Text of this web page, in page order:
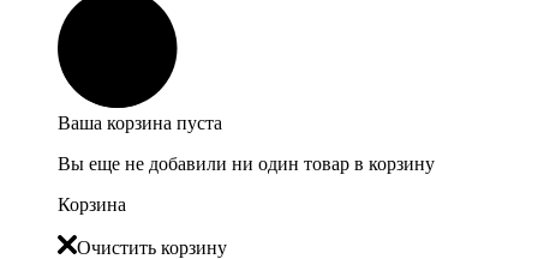
Ваша корзина пуста
Вы еще не добавили ни один товар в корзину
Корзина
Очистить корзину